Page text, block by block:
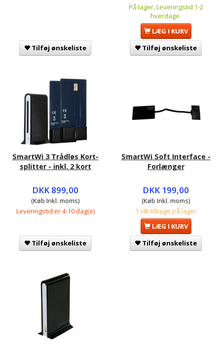
Tilføj ønskeliste
På lager, Leveringstid 1-2
hverdage.
LÆG I KURV
Tilføj ønskeliste
SmartWi 3 Trådløs Kort-
splitter - inkl. 2 kort
DKK 899,00
(Køb Inkl. moms)
Leveringstid er 4-10 dag(e)
Tilføj ønskeliste
SmartWi Soft Interface -
Forlænger
DKK 199,00
(Køb Inkl. moms)
1 stk tilbage på lager
LÆG I KURV
Tilføj ønskeliste